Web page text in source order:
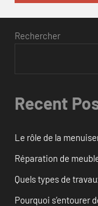
Rechercher
Recent
Le rôle de la
Réparation de
Quels types de
Pourquoi s’entourer